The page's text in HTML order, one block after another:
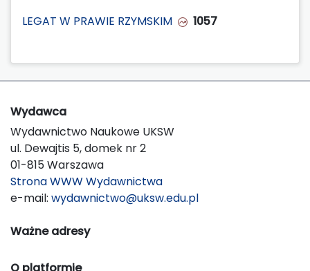
LEGAT W PRAWIE RZYMSKIM
1057
Wydawca
Wydawnictwo Naukowe UKSW
ul. Dewajtis 5, domek nr 2
01-815 Warszawa
Strona WWW Wydawnictwa
e-mail: wydawnictwo@uksw.edu.pl
Ważne adresy